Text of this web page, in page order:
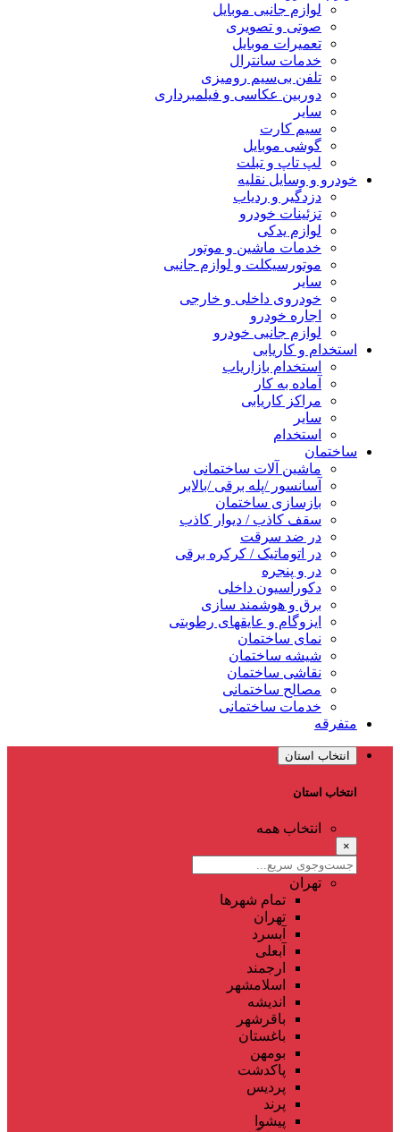
لوازم جانبی موبایل
صوتی و تصویری
تعمیرات موبایل
خدمات سانترال
تلفن بی‌سیم رومیزی
دوربین عکاسی و فیلمبرداری
سایر
سیم کارت
گوشی موبایل
لپ تاپ و تبلت
خودرو و وسایل نقلیه
دزدگیر و ردیاب
تزئینات خودرو
لوازم یدکی
خدمات ماشین و موتور
موتورسیکلت و لوازم جانبی
سایر
خودروی داخلی و خارجی
اجاره خودرو
لوازم جانبی خودرو
استخدام و کاریابی
استخدام بازاریاب
آماده به کار
مراکز کاریابی
سایر
استخدام
ساختمان
ماشین آلات ساختمانی
آسانسور /پله برقی /بالابر
بازسازی ساختمان
سقف کاذب / دیوار کاذب
در ضد سرقت
در اتوماتیک / کرکره برقی
در و پنجره
دکوراسیون داخلی
برق و هوشمند سازی
ایزوگام و عایقهای رطوبتی
نمای ساختمان
شیشه ساختمان
نقاشی ساختمان
مصالح ساختمانی
خدمات ساختمانی
متفرقه
انتخاب استان
انتخاب استان
انتخاب همه
×
تهران
تمام شهر‌ها
تهران
آبسرد
آبعلی
ارجمند
اسلامشهر
اندیشه
باقرشهر
باغستان
بومهن
پاکدشت
پردیس
پرند
پیشوا